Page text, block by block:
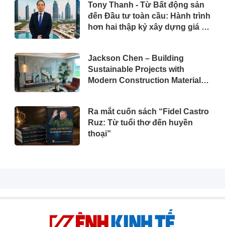
Tony Thanh - Từ Bất động sản
đến Đầu tư toàn cầu: Hành trình
hơn hai thập kỷ xây dựng giá trị
Jackson Chen – Building
Sustainable Projects with
Modern Construction Materials
Ra mắt cuốn sách “Fidel Castro
Ruz: Từ tuổi thơ đến huyền
thoại”